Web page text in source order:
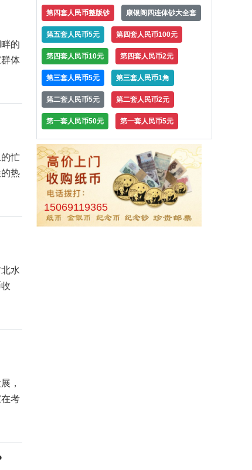
的
体
忙
热
水
，
考
第四套人民币整版钞 康银阁四连体钞大全套
第五套人民币5元 第四套人民币100元
第四套人民币10元 第四套人民币2元
第三套人民币5元 第三套人民币1角
第二套人民币5元 第二套人民币2元
第一套人民币50元 第一套人民币5元
15069119365